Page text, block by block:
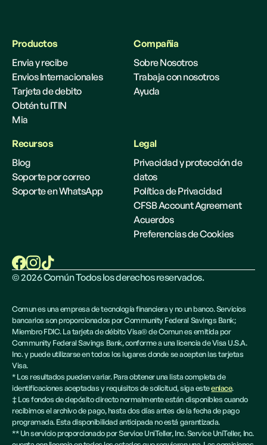
Productos
Envia y recibe
Envios Internacionales
Tarjeta de debito
Obtén tu ITIN
Mia
Compañia
Sobre Nosotros
Trabaja con nosotros
Ayuda
Recursos
Blog
Soporte por correo
Soporte en WhatsApp
Legal
Privacidad y protección de
datos
Política de Privacidad
CFSB Account Agreement
Acuerdos
Preferencias de Cookies
©2026Común Todos los derechos reservados.
Comun es una empresa de tecnología financiera y no un banco. Servicios
bancarios son proporcionados por Community Federal Savings Bank;
Miembro FDIC. La tarjeta de débito Visa® de Comun es emitida por
Community Federal Savings Bank, conforme a una licencia de Visa U.S.A.
Inc. y puede utilizarse en todos los lugares donde se acepten las tarjetas
Visa.
* Los resultados pueden variar. Para obtener una lista completa de
identificaciones aceptadas y requisitos de solicitud, siga esteenlace.
‡ Los fondos de depósito directo normalmente están disponibles cuando
recibimos el archivo de pago, hasta dos días antes de la fecha de pago
programada. Esta disponibilidad anticipada no está garantizada.
** Un servicio proporcionado por Service UniTeller, Inc. Service UniTeller, Inc.